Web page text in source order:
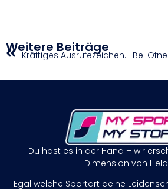
Weitere Beiträge Kräftiges Ausrufezeichen in Gorla Minore
Du hast es in der Hand – wir
Dimension von
Egal welche Sportart deine